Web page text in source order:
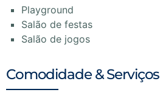
Playground
Salão de festas
Salão de jogos
Comodidade & Serviços